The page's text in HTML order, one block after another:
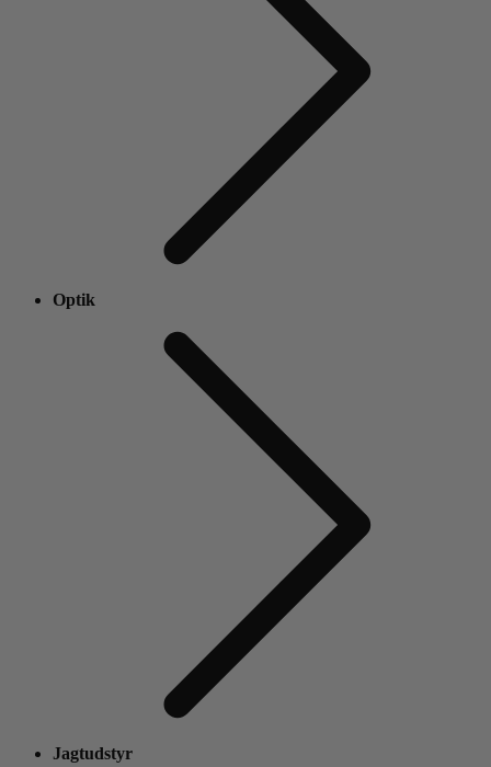
Optik
Jagtudstyr